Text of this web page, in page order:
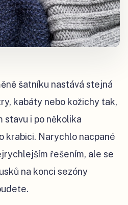
šatníku nastává stejná
kabáty nebo kožichy tak,
stavu i po několika
krabici. Narychlo nacpané
řešením, ale se
na konci sezóny